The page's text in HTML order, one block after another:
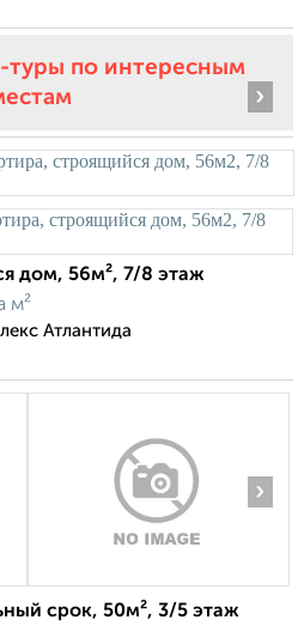
туры по интересным
›
дом, 56м², 7/8 этаж
м²
Атлантида
›
срок, 50м², 3/5 этаж